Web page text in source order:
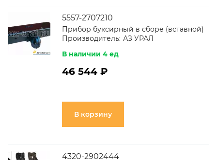
5557-2707210
Прибор буксирный в сборе (вставной)
Производитель: АЗ УРАЛ
В наличии 4 ед
46 544 ₽
В корзину
4320-2902444